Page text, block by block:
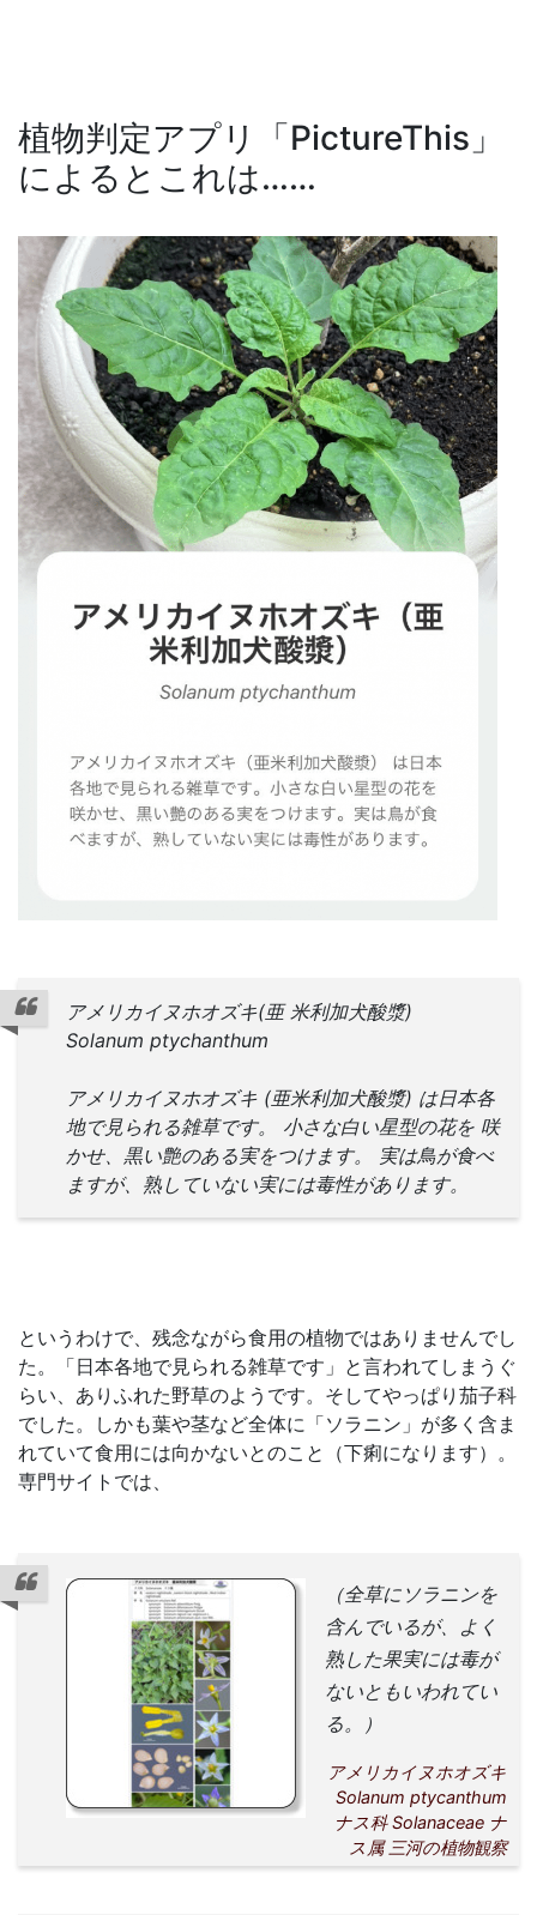
植物判定アプリ「PictureThis」
によるとこれは……
アメリカイヌホオズキ(亜 米利加犬酸漿)
Solanum ptychanthum
アメリカイヌホオズキ (亜米利加犬酸漿) は日本各
地で見られる雑草です。 小さな白い星型の花を 咲
かせ、黒い艶のある実をつけます。 実は鳥が食べ
ますが、熟していない実には毒性があります。
というわけで、残念ながら食用の植物ではありませんでし
た。「日本各地で見られる雑草です」と言われてしまうぐ
らい、ありふれた野草のようです。そしてやっぱり茄子科
でした。しかも葉や茎など全体に「ソラニン」が多く含ま
れていて食用には向かないとのこと（下痢になります）。
専門サイトでは、
（全草にソラニンを
含んでいるが、よく
熟した果実には毒が
ないともいわれてい
る。）
アメリカイヌホオズキ
Solanum ptycanthum
ナス科 Solanaceae ナ
ス属 三河の植物観察